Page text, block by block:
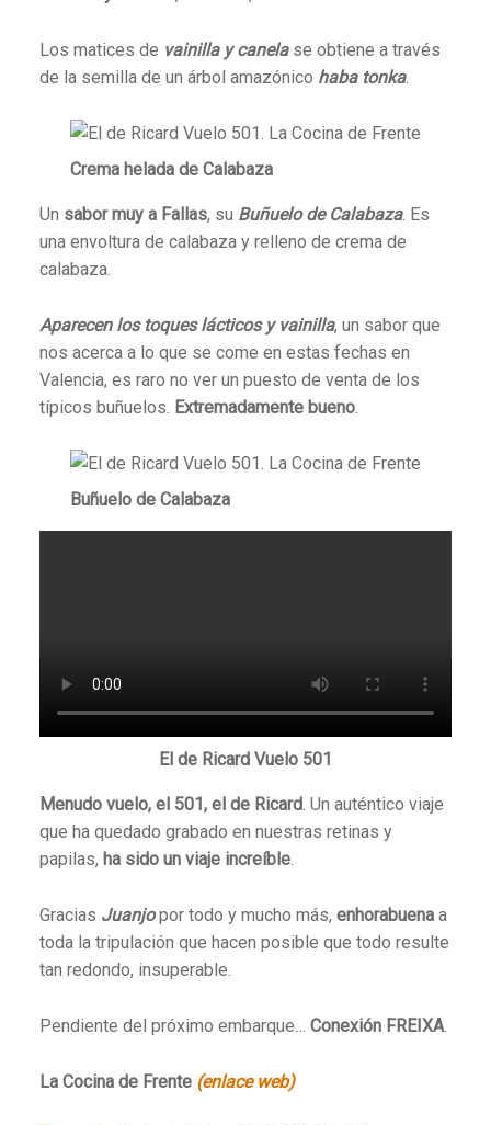
Los matices de vainilla y canelase obtiene a través
de la semilla de un árbol amazónico haba tonka.
Crema helada de Calabaza
Un sabor muy a Fallas, su Buñuelo de Calabaza. Es
una envoltura de calabaza y relleno de crema de
calabaza.
Aparecen los toques lácticos y vainilla, un sabor que
nos acerca a lo que se come en estas fechas en
Valencia, es raro no ver un puesto de venta de los
típicos buñuelos. Extremadamente bueno.
Buñuelo de Calabaza
El de Ricard Vuelo 501
Menudo vuelo, el 501, el de Ricard. Un auténtico viaje
que ha quedado grabado en nuestras retinas y
papilas, ha sido un viaje increíble.
Gracias Juanjopor todo y mucho más, enhorabuenaa
toda la tripulación que hacen posible que todo resulte
tan redondo, insuperable.
Pendiente del próximo embarque… Conexión FREIXA.
La Cocina de Frente (enlace web)